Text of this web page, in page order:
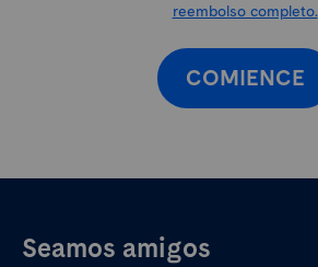
reembolso completo.
COMIENCE
Seamos amigos